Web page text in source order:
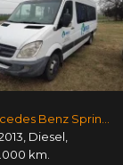
Mercedes Benz Sprinter
, Diesel,
km.